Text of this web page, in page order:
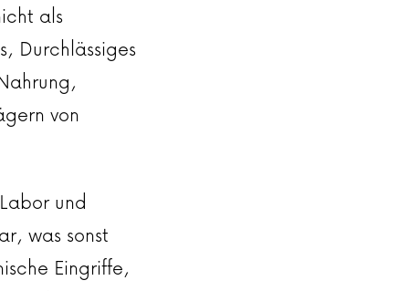
als
Durchlässiges
von
und
was sonst
Eingriffe,